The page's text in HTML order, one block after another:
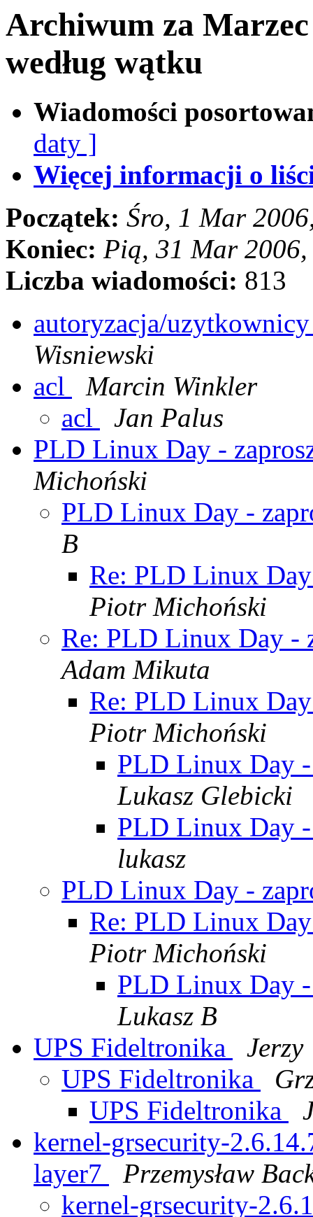
Archiwum za
według wątku
Wiadomości
daty ]
Więcej informacji o
Początek: Śro, 1 Mar
Koniec: Pią, 31 Mar
Liczba wiadomości: 813
autoryzacja/
Wisniewski
acl
Marcin Winkler
acl
Jan Palus
PLD Linux Day -
Michoński
PLD Linux Day -
B
Re: PLD Linux
Piotr Michoński
Re: PLD Linux Day -
Adam Mikuta
Re: PLD Linux
Piotr Michoński
PLD Linux Day
Lukasz Glebicki
PLD Linux Day
lukasz
PLD Linux Day -
Re: PLD Linux
Piotr Michoński
PLD Linux Day
Lukasz B
UPS Fideltronika
Jerzy
UPS Fideltronika
UPS Fideltronika
kernel-grsecurity-
layer7
Przemysław
kernel-grsecurity-